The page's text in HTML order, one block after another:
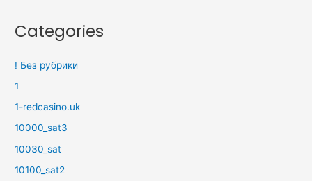
Categories
! Без рубрики
1
1-redcasino.uk
10000_sat3
10030_sat
10100_sat2